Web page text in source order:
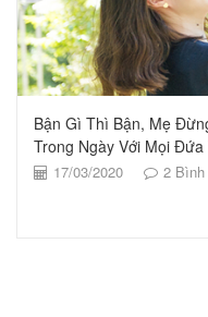
Bận Gì Thì Bận, Mẹ
Trong Ngày Với Mọi Đứa
17/03/2020 2